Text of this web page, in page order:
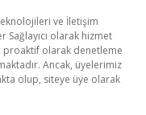
ve İletişim
Sağlayıcı olarak hizmet
proaktif olarak denetleme
Ancak, üyelerimiz
olup, siteye üye olarak